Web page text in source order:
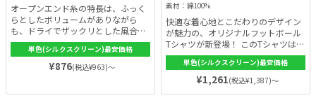
オープンエンド糸の特長は、ふっく
らとしたボリュームがありながら
も、ドライでザックリとした風合
い。この独自の糸を使用したTシャ
ツは、シンプルながらも個性的で、
他にはないユニークな質感を持って
単色(シルクスクリーン)最安価格
¥876(税込¥963)～
素材：綿100%
快適な着心地とこだわりのデザイン
が魅力の、オリジナルフットボール
Tシャツが新登場！ このTシャツは、
オープンエンド糸を使用していま
す。その特徴は、ふっくらとした風
合いでありながら、ドライな着心地
を実現していること。汗をかいても
単色(シルクスクリーン)最安価格
¥1,261(税込¥1,387)～